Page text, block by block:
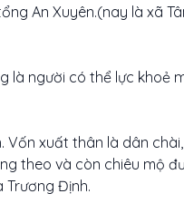
An Xuyên.(nay là xã
là người có thể lực khoẻ
Vốn xuất thân là dân
theo và còn chiêu mộ
Trương Định.